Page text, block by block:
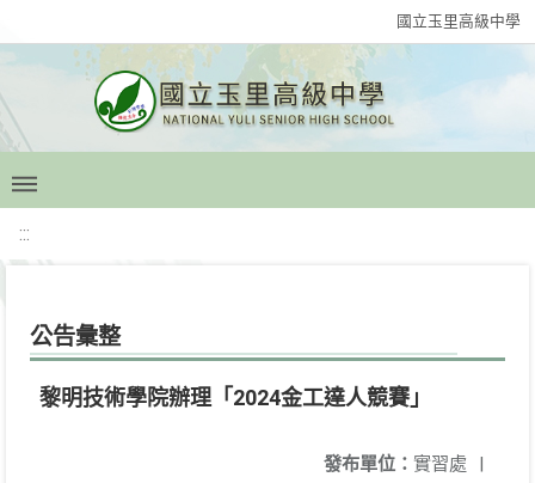
國立玉里高級中學
:::
公告彙整
黎明技術學院辦理「2024金工達人競賽」
發布單位： 實習處 |